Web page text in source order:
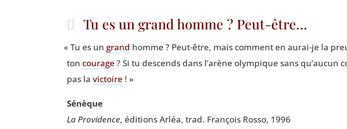
Tu es un grand homme ? Peut-être…
« Tu es un grand homme ? Peut-être, mais com­ment en aurai-je la
ton cou­rage ? Si tu des­cends dans l’arène olym­pique sans
pas lavic­toire ! »
Sénèque
La Pro­vi­dence, édi­tions Arléa, trad. Fran­çois Ros­so, 1996